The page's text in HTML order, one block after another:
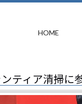
HOME
ティア清掃に